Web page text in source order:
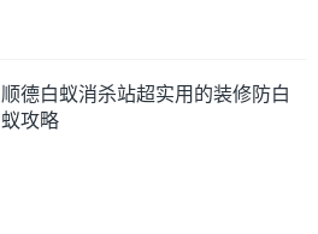
顺德白蚁消杀站超实用的装修防白
蚁攻略